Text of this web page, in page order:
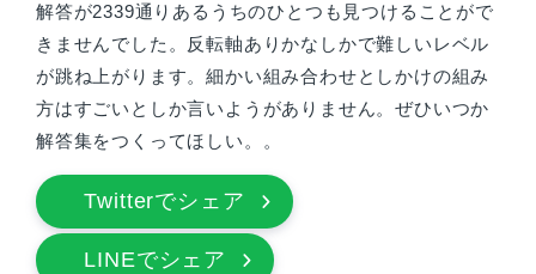
解答が2339通りあるうちのひとつも見つけることがで
きませんでした。反転軸ありかなしかで難しいレベル
が跳ね上がります。細かい組み合わせとしかけの組み
方はすごいとしか言いようがありません。ぜひいつか
解答集をつくってほしい。。
Twitterでシェア
LINEでシェア